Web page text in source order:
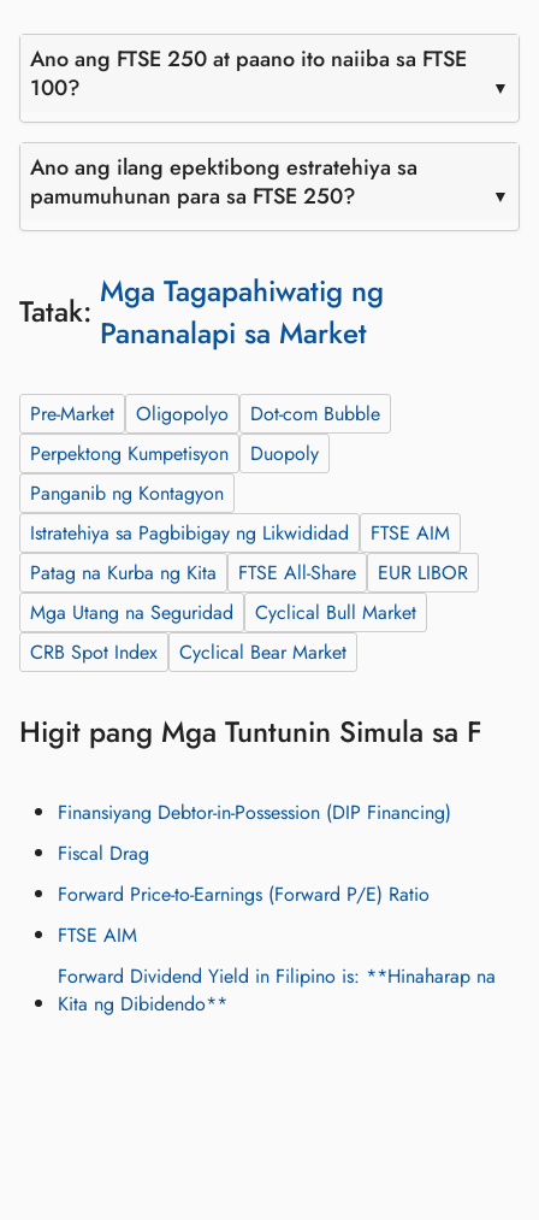
Ano ang FTSE 250 at paano ito naiiba sa FTSE
100?
Ano ang ilang epektibong estratehiya sa
pamumuhunan para sa FTSE 250?
Tatak: Mga Tagapahiwatig ng
Pananalapi sa Market
Pre‑Market Oligopolyo
Dot‑com Bubble
Perpektong Kumpetisyon
Duopoly
Panganib ng Kontagyon
Istratehiya sa Pagbibigay ng Likwididad
FTSE AIM
Patag na Kurba ng Kita
FTSE All-Share
EUR LIBOR
Mga Utang na Seguridad
Cyclical Bull Market
CRB Spot Index
Cyclical Bear Market
Higit pang Mga Tuntunin Simula sa F
Finansiyang Debtor-in-Possession (DIP Financing)
Fiscal Drag
Forward Price-to-Earnings (Forward P/E) Ratio
FTSE AIM
Forward Dividend Yield in Filipino is: **Hinaharap na
Kita ng Dibidendo**